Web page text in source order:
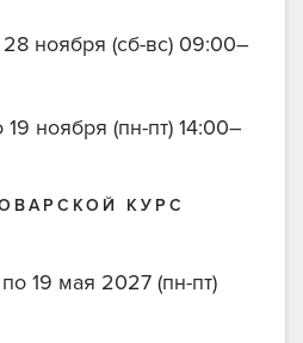
ноября (сб-вс) 09:00–
19 ноября (пн-пт) 14:00–
КУРС
19 мая 2027 (пн-пт)